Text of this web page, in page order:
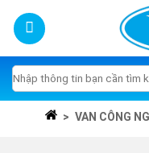
content
Tìm
kiếm:
> VAN CÔNG